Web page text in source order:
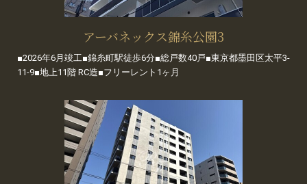
アーバネックス錦糸公園3
■2026年6月竣工■錦糸町駅徒歩6分■総戸数40戸■東京都墨田区太平3-
11-9■地上11階 RC造■フリーレント1ヶ月